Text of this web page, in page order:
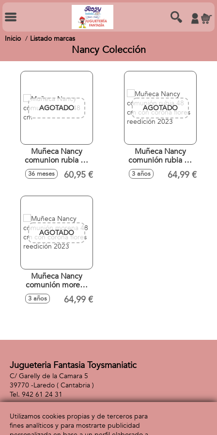
Inicio Listado marcas
Nancy Colección
AGOTADO
Muñeca Nancy
comunion rubia 48
cm
36 meses 60,95 €
AGOTADO
Muñeca Nancy
comunión rubia 48
cm con corona
flores reedición
3 años 64,99 €
AGOTADO
Muñeca Nancy
comunión morena
48 cm con corona
flores reedición
3 años 64,99 €
Jugueteria Fantasia Toysmaniatic
C/ Garelly de la Camara 5
39770 -Laredo ( Cantabria )
942 61 24 31
Utilizamos cookies propias y de terceros para
fines analíticos y para mostrarte publicidad